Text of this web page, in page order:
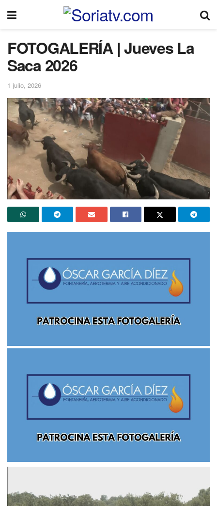
FOTOGALERÍA | Jueves La
Saca 2026
1 julio, 2026